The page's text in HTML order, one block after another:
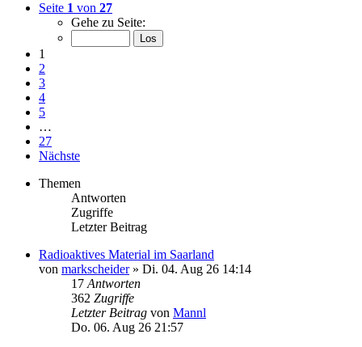
Seite 1 von 27
Gehe zu Seite:
1
2
3
4
5
…
27
Nächste
Themen
Antworten
Zugriffe
Letzter Beitrag
Radioaktives Material im Saarland
von markscheider» Di. 04. Aug 26 14:14
17 Antworten
362 Zugriffe
Letzter Beitrag von Mannl
Do. 06. Aug 26 21:57